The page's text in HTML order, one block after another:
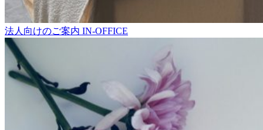
法人向けのご案内 IN-OFFICE